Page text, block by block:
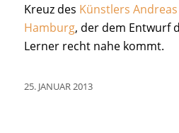
Kreuz des Künstlers
Hamburg, der dem Entwurf
Lerner recht nahe kommt.
25. JANUAR 2013